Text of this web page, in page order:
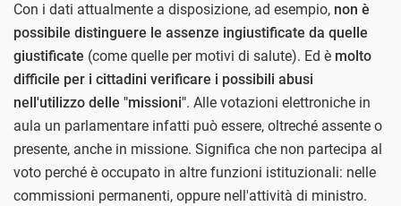
Con i dati attualmente a disposizione, ad esempio, non è
possibile distinguere le assenze ingiustificate da quelle
giustificate (come quelle per motivi di salute). Ed è molto
difficile per i cittadini verificare i possibili abusi
nell'utilizzo delle "missioni". Alle votazioni elettroniche in
aula un parlamentare infatti può essere, oltreché assente o
presente, anche in missione. Significa che non partecipa al
voto perché è occupato in altre funzioni istituzionali: nelle
commissioni permanenti, oppure nell'attività di ministro.